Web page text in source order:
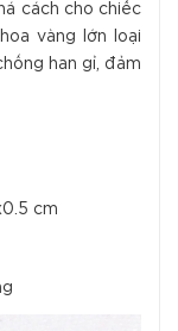
cách cho chiếc
vàng lớn loại
han gỉ, đảm
cm